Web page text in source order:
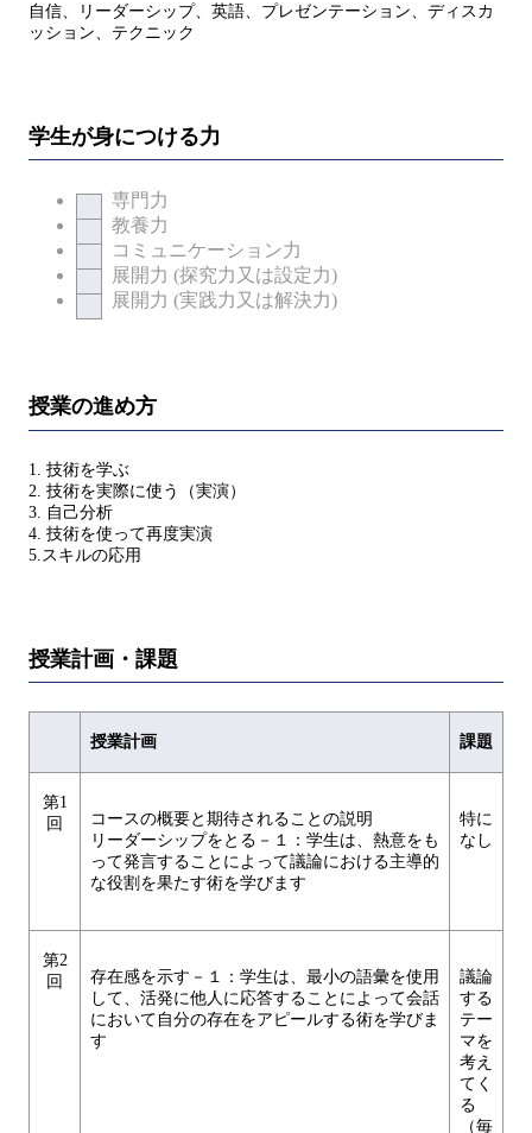
自信、リーダーシップ、英語、プレゼンテーション、ディスカ
ッション、テクニック
学生が身につける力
専門力
教養力
コミュニケーション力
展開力 (探究力又は設定力)
展開力 (実践力又は解決力)
授業の進め方
1. 技術を学ぶ
2. 技術を実際に使う（実演）
3. 自己分析
4. 技術を使って再度実演
5.スキルの応用
授業計画・課題
授業計画 課題
第1
回
コースの概要と期待されることの説明
リーダーシップをとる－１：学生は、熱意をも
って発言することによって議論における主導的
な役割を果たす術を学びます
特に
なし
第2
回
存在感を示す－１：学生は、最小の語彙を使用
して、活発に他人に応答することによって会話
において自分の存在をアピールする術を学びま
す
議論
する
テー
マを
考え
てく
る
（毎